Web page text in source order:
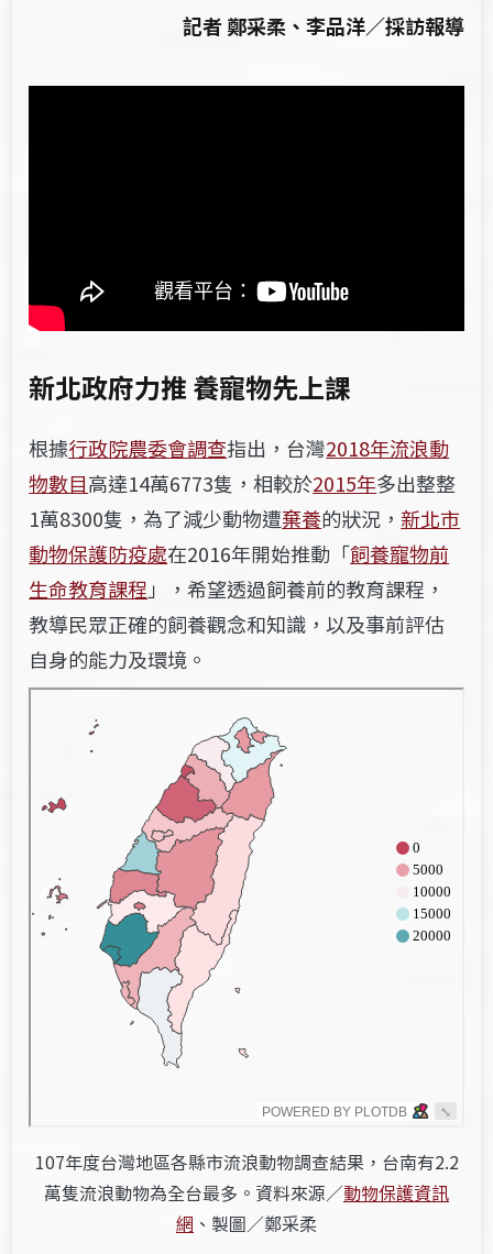
記者 鄭采柔、李品洋／採訪報導
新北政府力推 養寵物先上課
根據行政院農委會調查指出，台灣2018年流浪動
物數目高達14萬6773隻，相較於2015年多出整整
1萬8300隻，為了減少動物遭棄養的狀況， 新北市
動物保護防疫處在2016年開始推動「飼養寵物前
生命教育課程」，希望透過飼養前的教育課程，
教導民眾正確的飼養觀念和知識，以及事前評估
自身的能力及環境。
107年度台灣地區各縣市流浪動物調查結果，台南有2.2
萬隻流浪動物為全台最多。資料來源／動物保護資訊
網 、製圖／鄭采柔